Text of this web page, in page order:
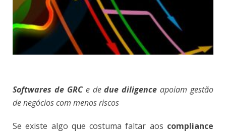
Softwares de GRCe dedue diligence apoiam gestão
de negócios com menos riscos
Se existe algo que costuma faltar aos compliance